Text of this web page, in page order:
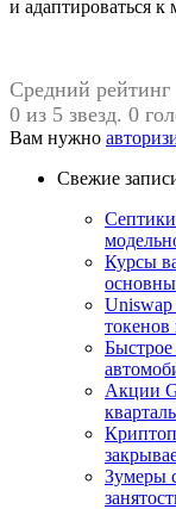
и адаптироваться
Средний рейтинг
0 из 5 звезд. 0
Вам нужно
Свежие
Курсы
Uniswap
токенов
Акции
Зумеры